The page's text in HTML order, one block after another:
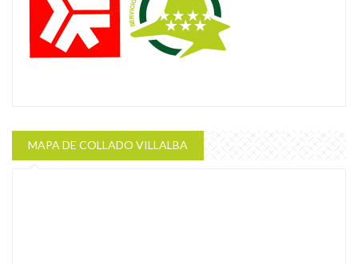
MAPA DE COLLADO VILLALBA